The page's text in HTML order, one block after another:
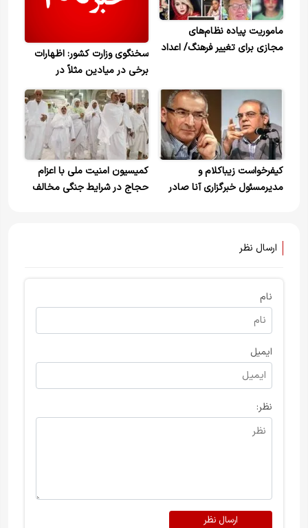
ماموریت پیاده نظا‌م‌های
مجازی برای تغییر فرهنگ/ اعداد
سخنگوی وزارت کشور: اظهارات
برخی در میادین مثلاً در
موضوع بی‌حجابی سیاست
رسمی کشور و نظام نیست و
جامعه متکثر است
کیفرخواست زیباکلام و
مدیرمسئول خبرگزاری آنا صادر
کمیسیون امنیت ملی با اعزام
حجاج در شرایط جنگی مخالف
ارسال نظر
نام
ایمیل
نظر:
ارسال نظر